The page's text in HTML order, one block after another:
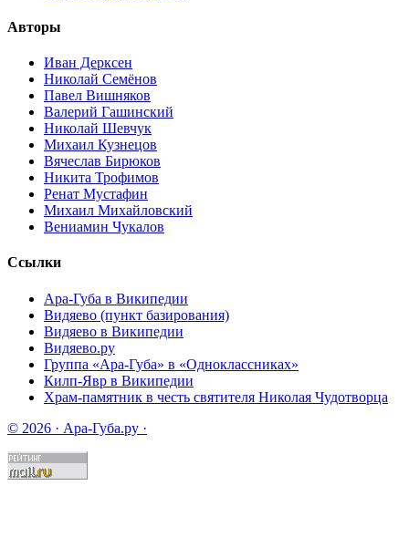
Авторы
Иван Дерксен
Николай Семёнов
Павел Вишняков
Валерий Гашинский
Николай Шевчук
Михаил Кузнецов
Вячеслав Бирюков
Никита Трофимов
Ренат Мустафин
Михаил Михайловский
Вениамин Чукалов
Ссылки
Ара-Губа в Википедии
Видяево (пункт базирования)
Видяево в Википедии
Видяево.ру
Группа «Ара-Губа» в «Одноклассниках»
Килп-Явр в Википедии
Храм-памятник в честь святителя Николая Чудотворца
© 2026 · Ара-Губа.ру ·